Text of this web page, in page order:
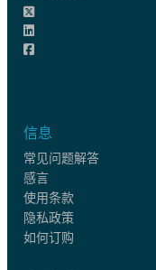
信息
常见问题解答
感言
使用条款
隐私政策
如何订购